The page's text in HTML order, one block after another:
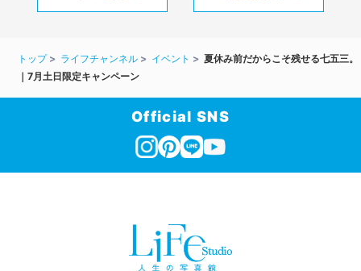
トップ ライフチャンネル イベント
夏休み前だからこそ残せる七五三。
｜7月土日限定キャンペーン
Official SNS